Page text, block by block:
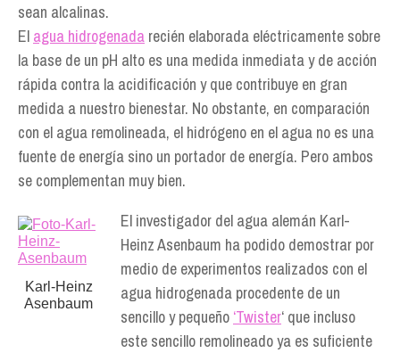
sean alcalinas.
El agua hidrogenada recién elaborada eléctricamente sobre
la base de un pH alto es una medida inmediata y de acción
rápida contra la acidificación y que contribuye en gran
medida a nuestro bienestar. No obstante, en comparación
con el agua remolineada, el hidrógeno en el agua no es una
fuente de energía sino un portador de energía. Pero ambos
se complementan muy bien.
Karl-Heinz
Asenbaum
El investigador del agua alemán Karl-
Heinz Asenbaum ha podido demostrar por
medio de experimentos realizados con el
agua hidrogenada procedente de un
sencillo y pequeño ‘Twister‘ que incluso
este sencillo remolineado ya es suficiente